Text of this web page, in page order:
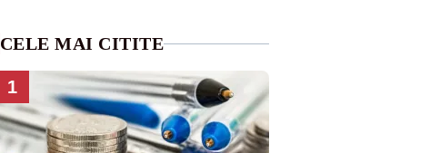
CELE MAI CITITE
1